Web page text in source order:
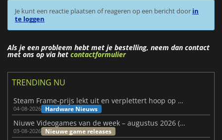
Je kunt een reactie plaatsen of reageren op een bericht door in
te loggen
Als je een probleem hebt met je bestelling, neem dan contact
met ons op via het contactformulier
TRENDING NU
Steam Frame-prijs lekt uit en verplettert hoop op betaalbare VR
04-08-2026 Hardware Nieuws
Niuwe Videogames van de week – augustus 2026 (week 32)
03-08-2026 Nieuwe game releases